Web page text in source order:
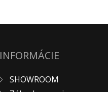
INFORMÁCIE
SHOWROOM